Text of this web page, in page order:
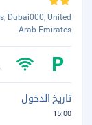
Dubai000, United
Arab Emirates
تاريخ الدخول
15:00